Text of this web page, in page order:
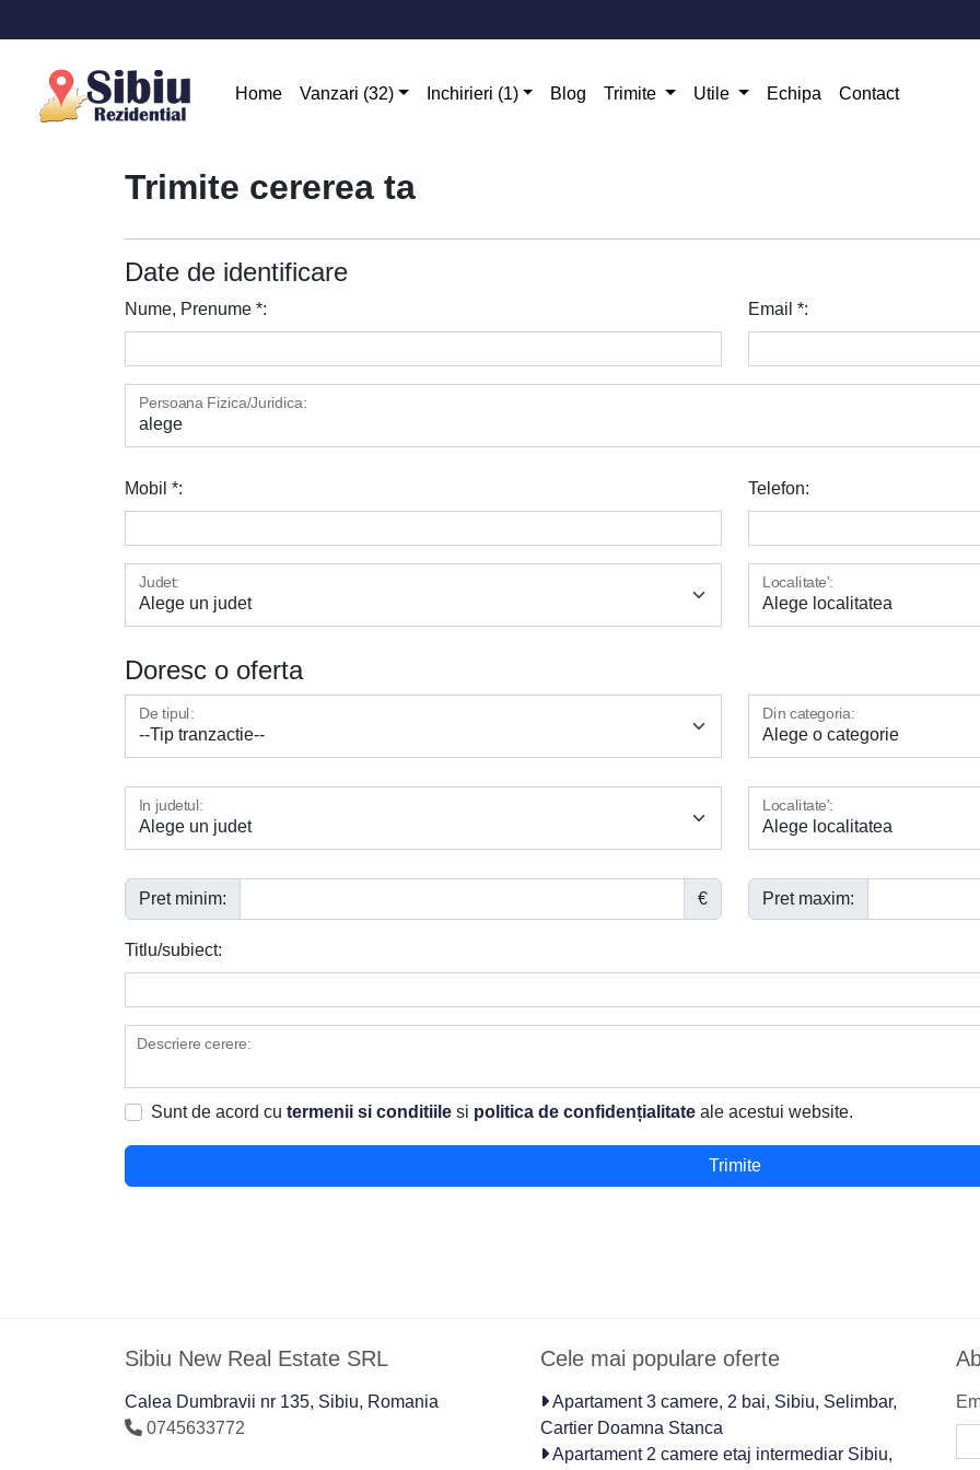
Home Vanzari (32) Inchirieri (1) Blog Trimite Utile Echipa Contact
Trimite cererea ta
Date de identificare
Nume, Prenume *: Email *:
Persoana Fizica/Juridica:
Mobil *: Telefon:
Judet: Localitate':
Doresc o oferta
De tipul: Din categoria:
In judetul: Localitate':
Pret minim: € Pret maxim:
Titlu/subiect:
Descriere cerere:
Sunt de acord cu termenii si conditiile si politica de confidențialitate ale acestui website.
Trimite
Sibiu New Real Estate SRL
Calea Dumbravii nr 135, Sibiu, Romania
0745633772
Cele mai populare oferte
Apartament 3 camere, 2 bai, Sibiu, Selimbar,
Cartier Doamna Stanca
Apartament 2 camere etaj intermediar Sibiu,